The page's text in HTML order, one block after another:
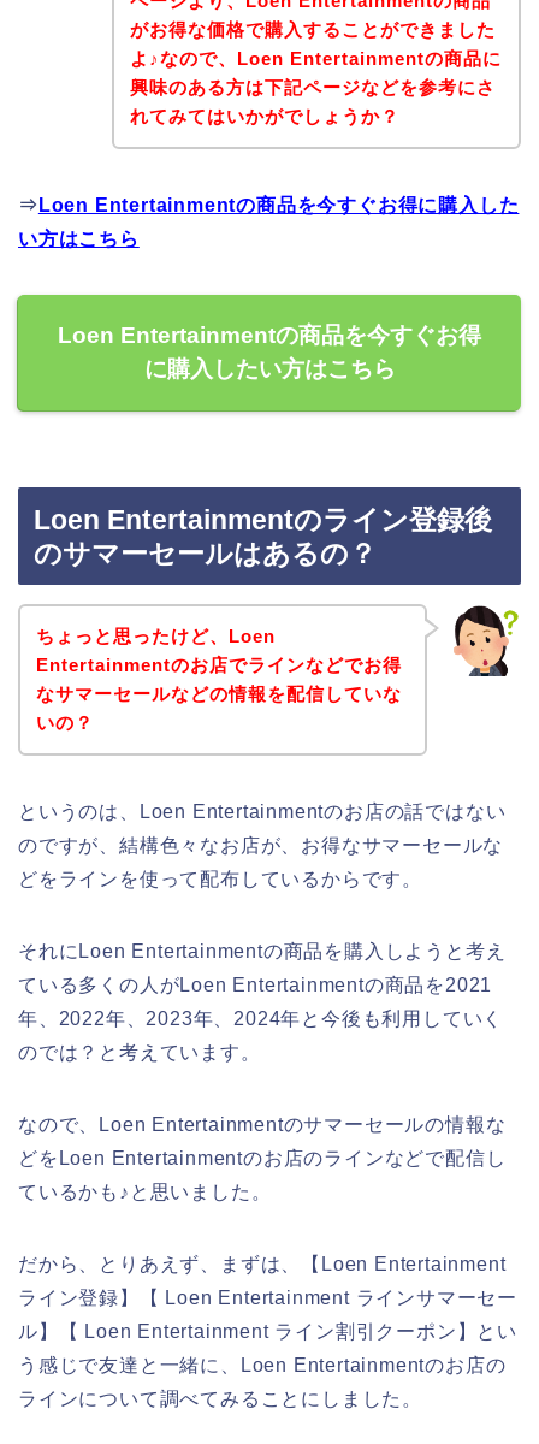
がお得な価格で購入することができました
よ♪なので、Loen Entertainmentの商品に
興味のある方は下記ページなどを参考にさ
れてみてはいかがでしょうか？
⇒ Loen Entertainmentの商品を今すぐお得に購入した
い方はこちら
Loen Entertainmentの商品を今すぐお得
に購入したい方はこちら
Loen Entertainmentのライン登録後
のサマーセールはあるの？
ちょっと思ったけど、Loen
Entertainmentのお店でラインなどでお得
なサマーセールなどの情報を配信していな
いの？
というのは、Loen Entertainmentのお店の話ではない
のですが、結構色々なお店が、お得なサマーセールな
どをラインを使って配布しているからです。
それにLoen Entertainmentの商品を購入しようと考え
ている多くの人がLoen Entertainmentの商品を2021
年、2022年、2023年、2024年と今後も利用していく
のでは？と考えています。
なので、Loen Entertainmentのサマーセールの情報な
どをLoen Entertainmentのお店のラインなどで配信し
ているかも♪と思いました。
だから、とりあえず、まずは、【Loen Entertainment
ライン登録】【 Loen Entertainment ラインサマーセー
ル】【 Loen Entertainment ライン割引クーポン】とい
う感じで友達と一緒に、Loen Entertainmentのお店の
ラインについて調べてみることにしました。